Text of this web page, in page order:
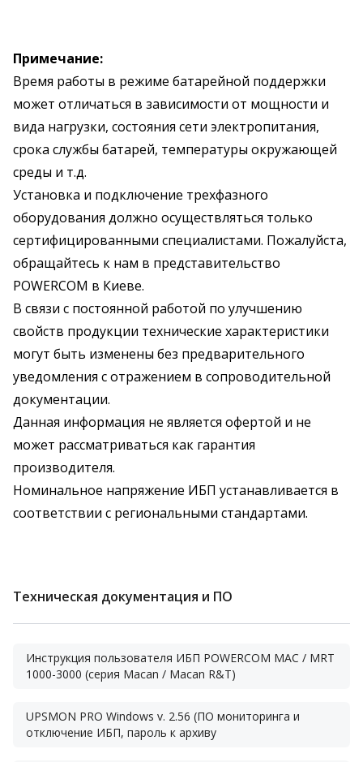
Примечание:
Время работы в режиме батарейной поддержки
может отличаться в зависимости от мощности и
вида нагрузки, состояния сети электропитания,
срока службы батарей, температуры окружающей
среды и т.д.
Установка и подключение трехфазного
оборудования должно осуществляться только
сертифицированными специалистами. Пожалуйста,
обращайтесь к нам в представительство
POWERCOM в Киеве.
В связи с постоянной работой по улучшению
свойств продукции технические характеристики
могут быть изменены без предварительного
уведомления с отражением в сопроводительной
документации.
Данная информация не является офертой и не
может рассматриваться как гарантия
производителя.
Номинальное напряжение ИБП устанавливается в
соответствии с региональными стандартами.
Техническая документация и ПО
Инструкция пользователя ИБП POWERCOM MAC / MRT
1000-3000 (серия Macan / Macan R&T)
UPSMON PRO Windows v. 2.56 (ПО мониторинга и
отключение ИБП, пароль к архиву